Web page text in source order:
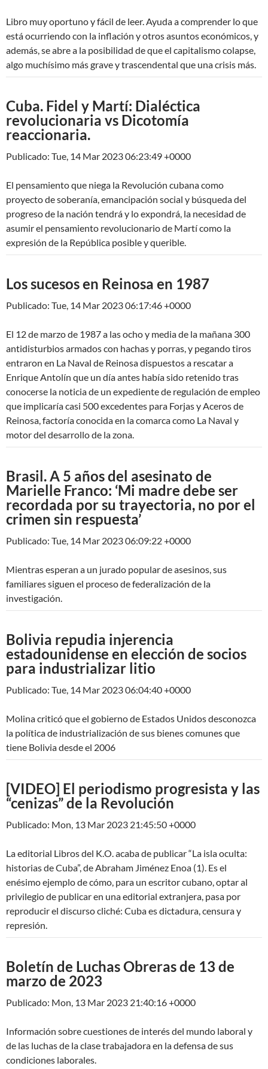
Libro muy oportuno y fácil de leer. Ayuda a comprender lo que
está ocurriendo con la inflación y otros asuntos económicos, y
además, se abre a la posibilidad de que el capitalismo colapse,
algo muchísimo más grave y trascendental que una crisis más.
Cuba. Fidel y Martí: Dialéctica
revolucionaria vs Dicotomía
reaccionaria.
Publicado: Tue, 14 Mar 2023 06:23:49 +0000
El pensamiento que niega la Revolución cubana como
proyecto de soberanía, emancipación social y búsqueda del
progreso de la nación tendrá y lo expondrá, la necesidad de
asumir el pensamiento revolucionario de Martí como la
expresión de la República posible y querible.
Los sucesos en Reinosa en 1987
Publicado: Tue, 14 Mar 2023 06:17:46 +0000
El 12 de marzo de 1987 a las ocho y media de la mañana 300
antidisturbios armados con hachas y porras, y pegando tiros
entraron en La Naval de Reinosa dispuestos a rescatar a
Enrique Antolín que un día antes había sido retenido tras
conocerse la noticia de un expediente de regulación de empleo
que implicaría casi 500 excedentes para Forjas y Aceros de
Reinosa, factoría conocida en la comarca como La Naval y
motor del desarrollo de la zona.
Brasil. A 5 años del asesinato de
Marielle Franco: ‘Mi madre debe ser
recordada por su trayectoria, no por el
crimen sin respuesta’
Publicado: Tue, 14 Mar 2023 06:09:22 +0000
Mientras esperan a un jurado popular de asesinos, sus
familiares siguen el proceso de federalización de la
investigación.
Bolivia repudia injerencia
estadounidense en elección de socios
para industrializar litio
Publicado: Tue, 14 Mar 2023 06:04:40 +0000
Molina criticó que el gobierno de Estados Unidos desconozca
la política de industrialización de sus bienes comunes que
tiene Bolivia desde el 2006
[VIDEO] El periodismo progresista y las
“cenizas” de la Revolución
Publicado: Mon, 13 Mar 2023 21:45:50 +0000
La editorial Libros del K.O. acaba de publicar “La isla oculta:
historias de Cuba”, de Abraham Jiménez Enoa (1). Es el
enésimo ejemplo de cómo, para un escritor cubano, optar al
privilegio de publicar en una editorial extranjera, pasa por
reproducir el discurso cliché: Cuba es dictadura, censura y
represión.
Boletín de Luchas Obreras de 13 de
marzo de 2023
Publicado: Mon, 13 Mar 2023 21:40:16 +0000
Información sobre cuestiones de interés del mundo laboral y
de las luchas de la clase trabajadora en la defensa de sus
condiciones laborales.